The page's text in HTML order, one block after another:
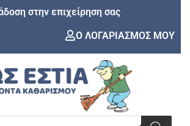
στην επιχείρηση σας
Ο ΛΟΓΑΡΙΑΣΜΟΣ ΜΟΥ